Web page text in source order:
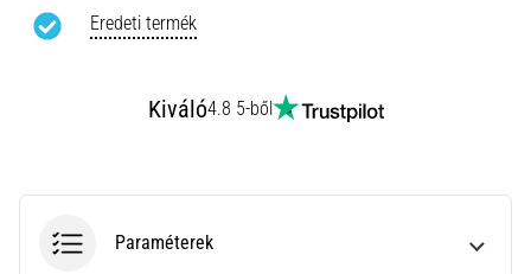
talpi
Minden cikk
Eredeti termék
Kiváló4.8 5-ből
Paraméterek